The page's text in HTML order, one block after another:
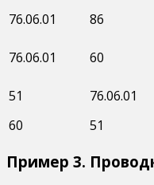
76.06.01 86
76.06.01
60
51
76.06.01
60
51
Пример 3.